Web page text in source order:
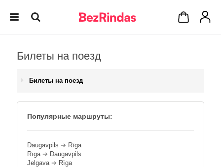
Билеты на поезд
Билеты на поезд
Популярные маршруты:
Daugavpils ➔ Rīga
Rīga➔ Daugavpils
Jelgava➔ Rīga